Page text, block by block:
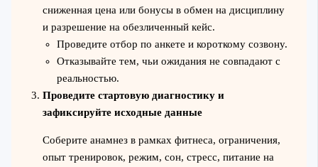
сниженная цена или бонусы в обмен на дисциплину
и разрешение на обезличенный кейс.
Проведите отбор по анкете и короткому созвону.
Отказывайте тем, чьи ожидания не совпадают с
реальностью.
Проведите стартовую диагностику и
зафиксируйте исходные данные
Соберите анамнез в рамках фитнеса, ограничения,
опыт тренировок, режим, сон, стресс, питание на